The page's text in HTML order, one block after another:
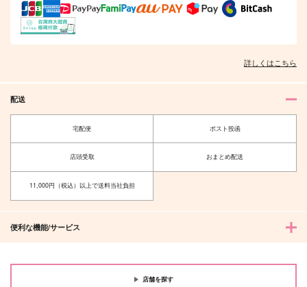
水星の魔女 グエルの
ウラシマモト
330円（税込）
その後のふたり。
竹林パンダ
880円（税込）
作品詳細
詳しくはこちら
配送
宅配便 ポスト投函
店頭受取 おまとめ配送
11,000円（税込）以上で送料当社負担
便利な機能/サービス
店舗を探す